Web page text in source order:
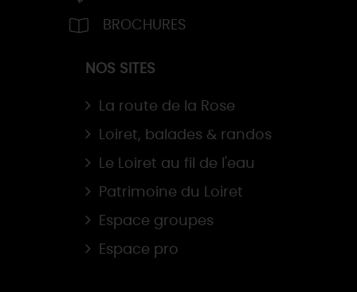
BROCHURES
NOS SITES
La route de la Rose
Loiret, balades & randos
Le Loiret au fil de l'eau
Patrimoine du Loiret
Espace groupes
Espace pro